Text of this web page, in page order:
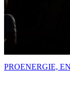
PROENERGIE,